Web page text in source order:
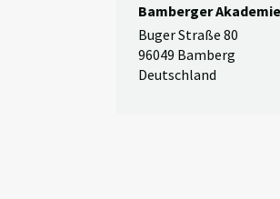
Bamberger
Buger Straße 80
96049 Bamberg
Deutschland